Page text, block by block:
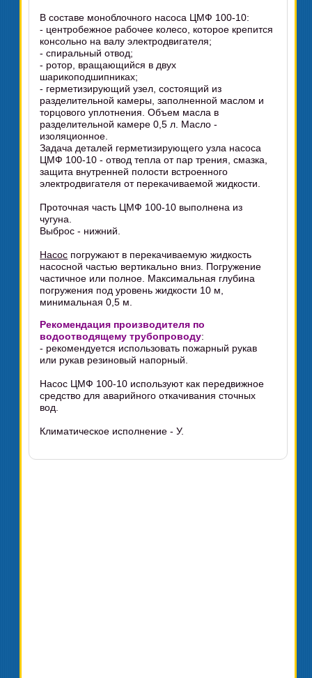
В составе моноблочного насоса ЦМФ 100-10:
- центробежное рабочее колесо, которое крепится
консольно на валу электродвигателя;
- спиральный отвод;
- ротор, вращающийся в двух
шарикоподшипниках;
- герметизирующий узел, состоящий из
разделительной камеры, заполненной маслом и
торцового уплотнения. Объем масла в
разделительной камере 0,5 л. Масло -
изоляционное.
Задача деталей герметизирующего узла насоса
ЦМФ 100-10 - отвод тепла от пар трения, смазка,
защита внутренней полости встроенного
электродвигателя от перекачиваемой жидкости.
Проточная часть ЦМФ 100-10 выполнена из
чугуна.
Выброс - нижний.
Насос погружают в перекачиваемую жидкость
насосной частью вертикально вниз. Погружение
частичное или полное. Максимальная глубина
погружения под уровень жидкости 10 м,
минимальная 0,5 м.
Рекомендация производителя по
водоотводящему трубопроводу:
- рекомендуется использовать пожарный рукав
или рукав резиновый напорный.
Насос ЦМФ 100-10 используют как передвижное
средство для аварийного откачивания сточных
вод.
Климатическое исполнение - У.